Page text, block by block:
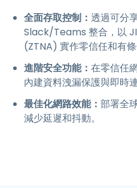
全面存取控制： 透過可分
Slack/Teams 整合，以
(ZTNA) 實作零信任和有條
進階安全功能： 在零信任
內建資料洩漏保護與即時
最佳化網路效能： 部署全
減少延遲和抖動。